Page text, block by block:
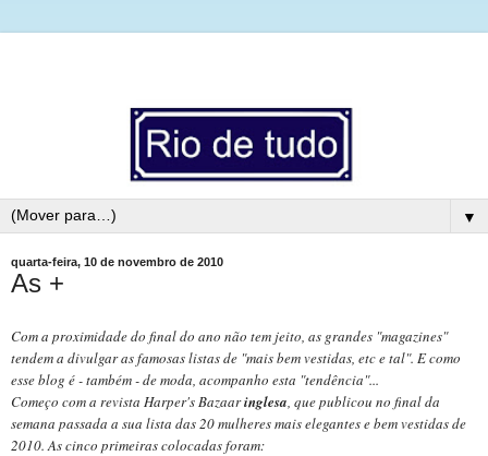
▼
quarta-feira, 10 de novembro de 2010
As +
Com a proximidade do final do ano não tem jeito, as grandes "magazines"
tendem a divulgar as famosas listas de "mais bem vestidas, etc e tal". E como
esse blog é - também - de moda, acompanho esta "tendência"...
Começo com a revista Harper's Bazaaringlesa , que publicou no final da
semana passada a sua lista das 20 mulheres mais elegantes e bem vestidas de
2010. As cinco primeiras colocadas foram: